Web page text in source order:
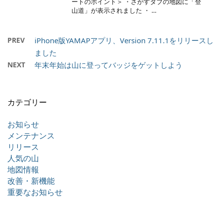
山道」が表示されました ・ …
PREV
iPhone版YAMAPアプリ、Version 7.11.1をリリースし
ました
NEXT 年末年始は山に登ってバッジをゲットしよう
カテゴリー
お知らせ
メンテナンス
リリース
人気の山
地図情報
改善・新機能
重要なお知らせ